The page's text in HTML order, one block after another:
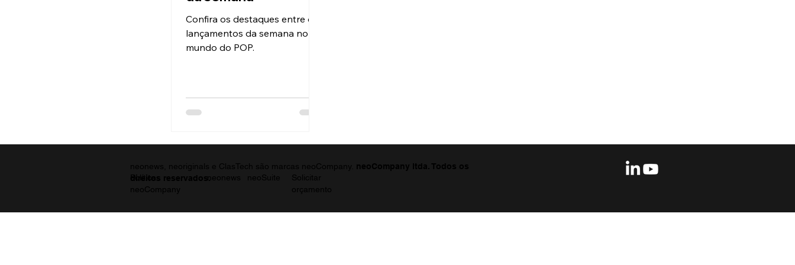
Confira os destaques entre os
lançamentos da semana no
mundo do POP.
neonews, neoriginals e ClasTech são marcas neoCompany. neoCompany ltda. Todos os
direitos reservados.
Políticas
neoCompany
neonews neoSuite
Solicitar
orçamento